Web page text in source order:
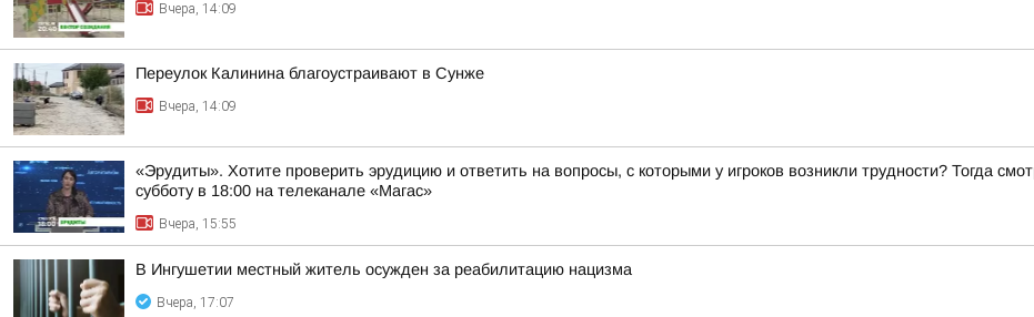
Вчера, 14:09
Переулок Калинина благоустраивают в Сунже
Вчера, 14:09
«Эрудиты». Хотите проверить эрудицию и ответить на вопросы, с которыми у игроков возникли трудности? Тогда
субботу в 18:00 на телеканале «Магас»
Вчера, 15:55
В Ингушетии местный житель осужден за реабилитацию нацизма
Вчера, 17:07